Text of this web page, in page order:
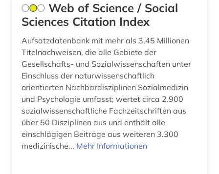
Web of Science / Social
Sciences Citation Index
Aufsatzdatenbank mit mehr als 3,45 Millionen
Titelnachweisen, die alle Gebiete der
Gesellschafts- und Sozialwissenschaften unter
Einschluss der naturwissenschaftlich
orientierten Nachbardisziplinen Sozialmedizin
und Psychologie umfasst; wertet circa 2.900
sozialwissenschaftliche Fachzeitschriften aus
über 50 Disziplinen aus und enthält alle
einschlägigen Beiträge aus weiteren 3.300
medizinische... Mehr Informationen